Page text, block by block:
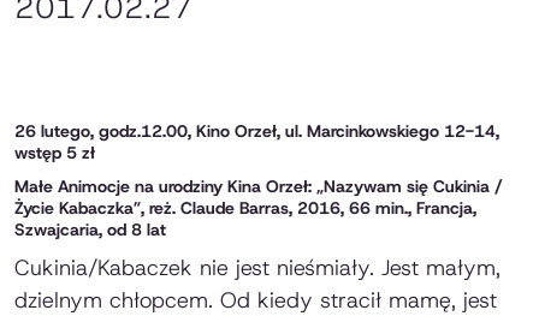
26 lutego, godz.12.00, Kino Orzeł, ul. Marcinkowskiego 12-14,
wstęp 5 zł
Małe Animocje na urodziny Kina Orzeł: „Nazywam się Cukinia /
Życie Kabaczka”, reż. Claude Barras, 2016, 66 min., Francja,
Szwajcaria, od 8 lat
Cukinia/Kabaczek nie jest nieśmiały. Jest małym,
dzielnym chłopcem. Od kiedy stracił mamę, jest